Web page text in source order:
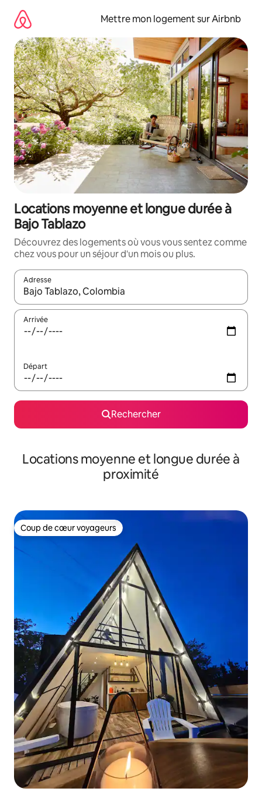
directement
contenu
Mettre mon logement sur Airbnb
Locations moyenne et longue durée à
Bajo Tablazo
Découvrez des logements où vous vous sentez comme
chez vous pour un séjour d'un mois ou plus.
Adresse
Lorsque les résultats s'affichent, utilisez les flèches vers le
Arrivée
Départ
Rechercher
Locations moyenne et longue durée à
proximité
Coup de cœur voyageurs
Coup de cœur voyageurs